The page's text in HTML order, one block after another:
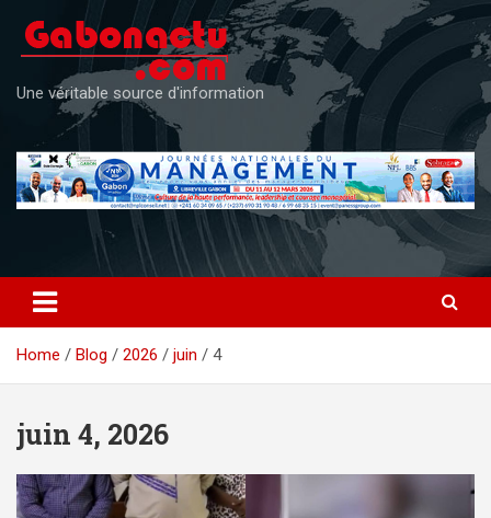
content
Une véritable source d'information
Home Blog 2026 juin 4
juin 4, 2026